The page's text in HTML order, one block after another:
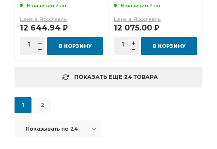
В наличии 2 шт.
Цена в Ярославль
12 644.94 Р
В КОРЗИНУ
В наличии 2 шт.
Цена в Ярославль
12 075.00 Р
В КОРЗИНУ
ПОКАЗАТЬ ЕЩЕ 24 ТОВАРА
Показывать по 24
1 2